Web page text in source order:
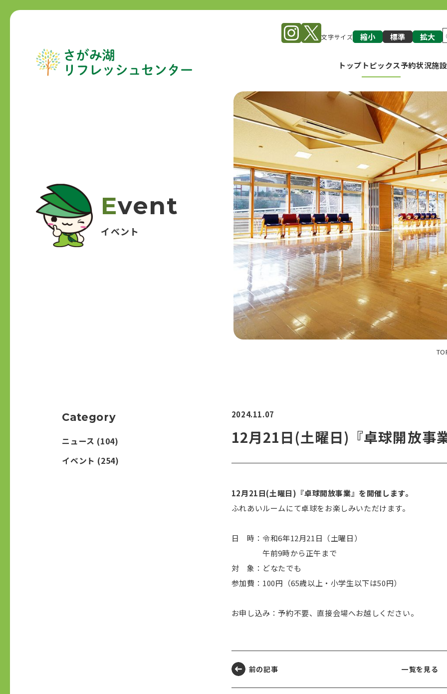
文字サイズ 縮小 標準 拡大
トップ トピックス予約状況施
Event
イベント
2024.11.07
12月21日(土曜日)『卓球開放事
12月21日(土曜日)『卓球開放事業』を開催します。
ふれあいルームにて卓球をお楽しみいただけます。
日 時：令和6年12月21日（土曜日）
午前9時から正午まで
対 象：どなたでも
参加費：100円 （65歳以上・小学生以下は50円）
お申し込み：予約不要、直接会場へお越しください。
前の記事 一覧を見る
Category
ニュース (104)
イベント (254)